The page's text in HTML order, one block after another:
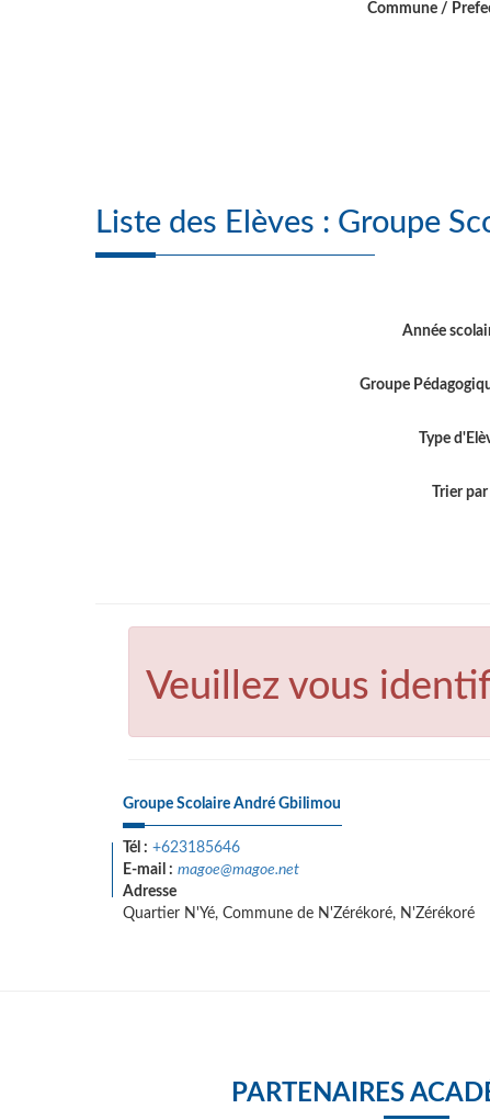
Commune /
Liste des Elèves
Année
Groupe
Type
Trier par
Veuillez vous
Groupe Scolaire André Gbilimou
Tél : +623185646
E-mail : magoe@magoe.net
Adresse
Quartier N'Yé, Commune de N'Zérékoré, N'Zérékoré
PARTENAIRES